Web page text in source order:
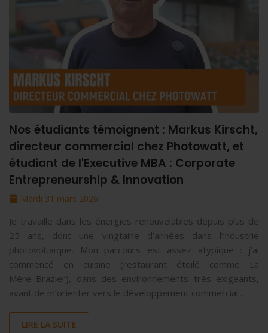
Nos étudiants témoignent : Markus Kirscht,
directeur commercial chez Photowatt, et
étudiant de l'Executive MBA : Corporate
Entrepreneurship & Innovation
Mardi 31 mars 2026
Je travaille dans les énergies renouvelables depuis plus de
25 ans, dont une vingtaine d’années dans l’industrie
photovoltaïque. Mon parcours est assez atypique : j’ai
commencé en cuisine (restaurant étoilé comme La
Mère Brazier), dans des environnements très exigeants,
avant de m’orienter vers le développement commercial ...
LIRE LA SUITE